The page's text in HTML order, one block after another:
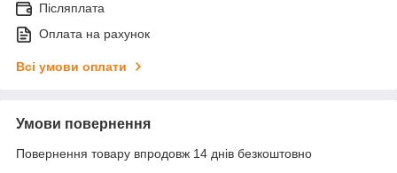
Післяплата
Оплата на рахунок
Всі умови оплати
Умови повернення
Повернення товару впродовж 14 днів безкоштовно